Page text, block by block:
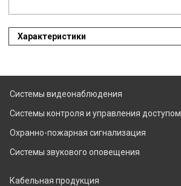
Характеристики
Системы видеонаблюдения
Системы контроля и управления доступом
Охранно-пожарная сигнализация
Системы звукового оповещения
Кабельная продукция